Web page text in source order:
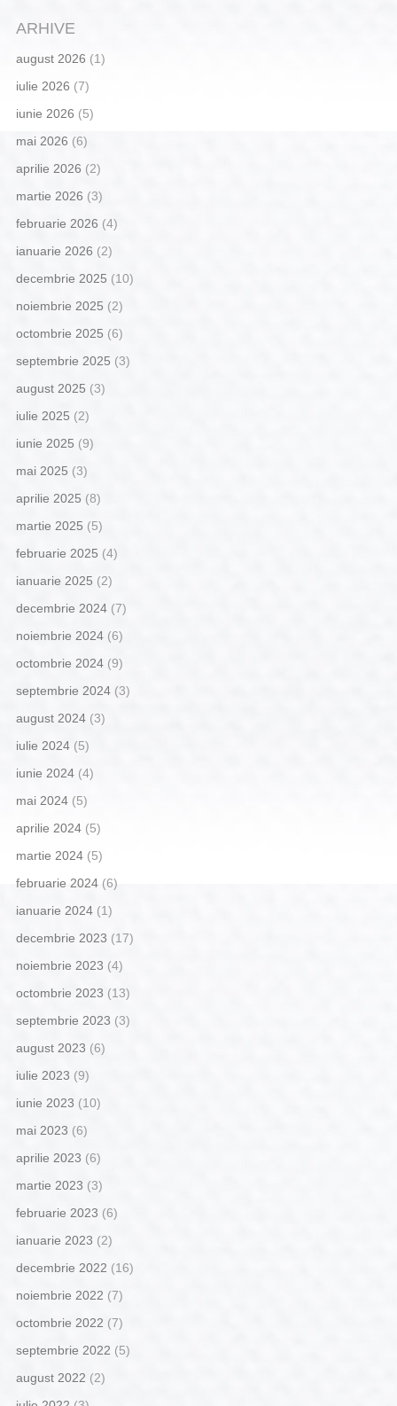
ARHIVE
august 2026 (1)
iulie 2026 (7)
iunie 2026 (5)
mai 2026 (6)
aprilie 2026 (2)
martie 2026 (3)
februarie 2026 (4)
ianuarie 2026 (2)
decembrie 2025 (10)
noiembrie 2025 (2)
octombrie 2025 (6)
septembrie 2025 (3)
august 2025 (3)
iulie 2025 (2)
iunie 2025 (9)
mai 2025 (3)
aprilie 2025 (8)
martie 2025 (5)
februarie 2025 (4)
ianuarie 2025 (2)
decembrie 2024(7)
noiembrie 2024(6)
octombrie 2024(9)
septembrie 2024(3)
august 2024(3)
iulie 2024(5)
iunie 2024(4)
mai 2024(5)
aprilie 2024(5)
martie 2024(5)
februarie 2024(6)
ianuarie 2024(1)
decembrie 2023 (17)
noiembrie 2023 (4)
octombrie 2023 (13)
septembrie 2023 (3)
august 2023 (6)
iulie 2023 (9)
iunie 2023 (10)
mai 2023 (6)
aprilie 2023 (6)
martie 2023 (3)
februarie 2023 (6)
ianuarie 2023 (2)
decembrie 2022 (16)
noiembrie 2022 (7)
octombrie 2022 (7)
septembrie 2022 (5)
august 2022 (2)